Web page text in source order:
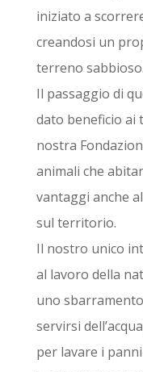
iniziato a
creandosi un
terreno sabbioso.
Il passaggio di
dato beneficio ai
nostra
animali che
vantaggi anche
sul territorio.
Il nostro unico
al lavoro della
uno
servirsi
per lavare i